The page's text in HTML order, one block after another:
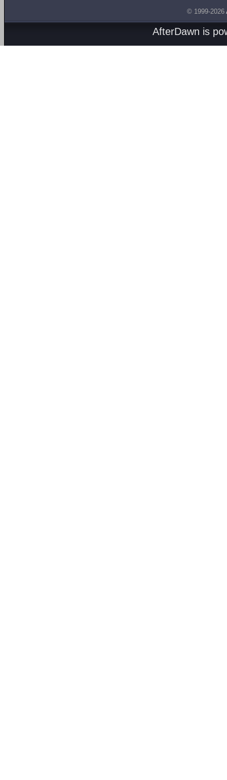
© 1999-2026
AfterDawn is